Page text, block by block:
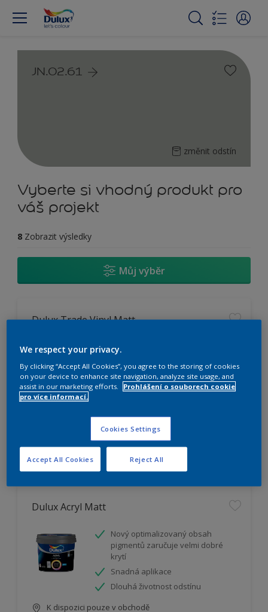
JN.02.61
změnit odstín
Vyberte si vhodný produkt pro
váš projekt
8 Zobrazit výsledky
Můj výběr
Dulux Trade Vinyl Matt
Omyvatelný
Vysoká otěruodolnost
Extrémní vydatnost
Dulux Acryl Matt
Nový optimalizovaný obsah
pigmentů zaručuje velmi dobré
krytí
Snadná aplikace
Dlouhá životnost odstínu
K dispozici pouze v obchodě
We respect your privacy.
By clicking “Accept All Cookies”, you agree to the storing of cookies
on your device to enhance site navigation, analyze site usage, and
assist in our marketing efforts.
Prohlášení o souborech cookie
pro více informací.
Cookies Settings
Reject All
Accept All Cookies